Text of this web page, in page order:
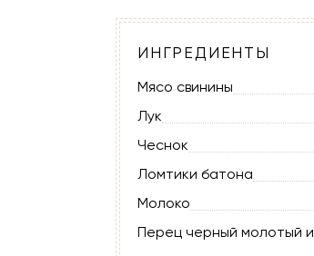
ИНГРЕДИЕНТЫ
Мясо свинины
Лук
Чеснок
Ломтики батона
Молоко
Перец черный молотый